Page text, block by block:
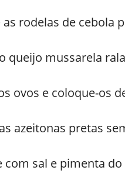
as rodelas de cebola
queijo mussarela
ovos e coloque-os
azeitonas pretas
com sal e pimenta